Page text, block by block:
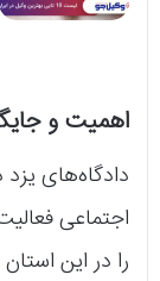
اهمیت و
دادگاه‌های
اجتماعی
را در این